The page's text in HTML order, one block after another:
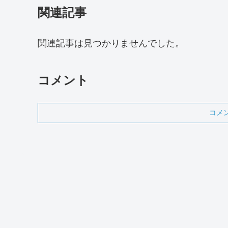
関連記事
関連記事は見つかりませんでした。
コメント
コメ